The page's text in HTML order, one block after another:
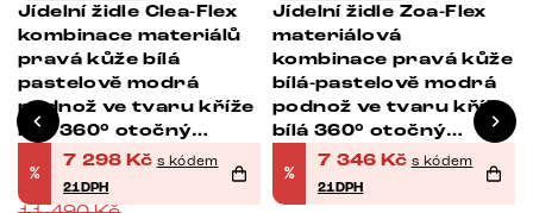
Jídelní židle Clea-Flex
kombinace materiálů
pravá kůže bílá
pastelově modrá
podnož ve tvaru kříže
bílá 360° otočný
houpací funkce
%
7 298 Kč s kódem
21DPH
Jídelní židle Zoa-Flex
materiálová
kombinace pravá kůže
bílá-pastelově modrá
podnož ve tvaru kříže
bílá 360° otočný
houpací funkce
taštičkové pružiny
%
7 346 Kč s kódem
21DPH